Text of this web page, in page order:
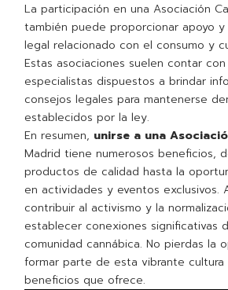
La participación en una Asociación
también puede proporcionar apoyo y
legal relacionado con el consumo y
Estas asociaciones suelen contar
especialistas dispuestos a brindar
consejos legales para mantenerse
establecidos por la ley.
En resumen, unirse a una
Madrid tiene numerosos beneficios,
productos de calidad hasta la
en actividades y eventos exclusivos.
contribuir al activismo y la
establecer conexiones significativas
comunidad cannábica. No pierdas la
formar parte de esta vibrante
beneficios que ofrece.